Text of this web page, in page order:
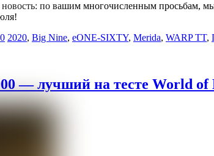
по вашим многочисленным просьбам,
0 2020, Big Nine, eONE-SIXTY, Merida, WARP TT,
— лучший на тесте World of